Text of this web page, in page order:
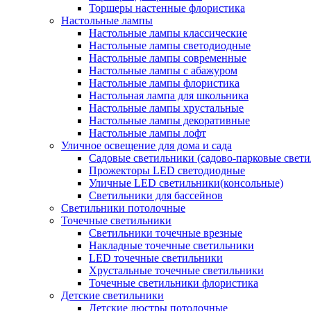
Торшеры настенные флористика
Настольные лампы
Настольные лампы классические
Настольные лампы светодиодные
Настольные лампы современные
Настольные лампы с абажуром
Настольные лампы флористика
Настольная лампа для школьника
Настольные лампы хрустальные
Настольные лампы декоративные
Настольные лампы лофт
Уличное освещение для дома и сада
Садовые светильники (садово-парковые
Прожекторы LED светодиодные
Уличные LED светильники(консольные)
Светильники для бассейнов
Светильники потолочные
Точечные светильники
Светильники точечные врезные
Накладные точечные светильники
LED точечные светильники
Хрустальные точечные светильники
Точечные светильники флористика
Детские светильники
Детские люстры потолочные